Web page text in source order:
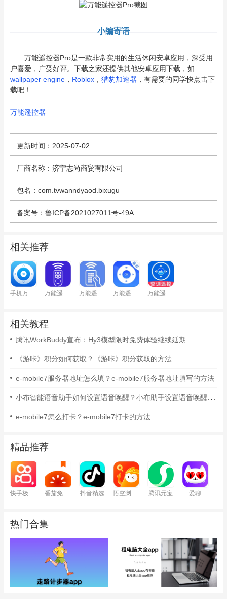
小编寄语
万能遥控器Pro是一款非常实用的生活休闲安卓应用，深受用
户喜爱，广受好评。下载之家还提供其他安卓应用下载，如
wallpaper engine， Roblox， 猎豹加速器 ，有需要的同学快点击下
载吧！
万能遥控器
更新时间：2025-07-02
厂商名称：济宁志尚商贸有限公司
包名：com.tvwanndyaod.bixugu
备案号：鲁ICP备2021027011号-49A
相关推荐
手机万能遥控器 万能遥控器π 万能遥控器 万能遥控器 万能遥控器
相关教程
腾讯WorkBuddy宣布：Hy3模型限时免费体验继续延期
《游咔》积分如何获取？《游咔》积分获取的方法
e-mobile7服务器地址怎么填？e-mobile7服务器地址填写的方法
小布智能语音助手如何设置语音唤醒？小布助手设置语音唤醒的方法
e-mobile7怎么打卡？e-mobile7打卡的方法
精品推荐
快手极速版 番茄免费小说 抖音精选 悟空浏览器 腾讯元宝 爱聊
热门合集